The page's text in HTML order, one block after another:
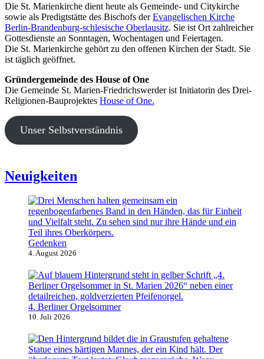
Die St. Marienkirche dient heute als Gemeinde- und Citykirche
sowie als Predigtstätte des Bischofs derEvangelischen Kirche
Berlin-Brandenburg-schlesische Oberlausitz. Sie ist Ort zahlreicher
Gottesdienste an Sonntagen, Wochentagen und Feiertagen.
Die St. Marienkirche gehört zu den offenen Kirchen der Stadt. Sie
ist täglich geöffnet.
Gründergemeinde des House of One
Die Gemeinde St. Marien-Friedrichswerder ist Initiatorin des Drei-
Religionen-Bauprojektes House of One.
Unser Selbstverständnis
Neuigkeiten
Gedenken
4. August 2026
4. Berliner Orgelsommer
10. Juli 2026